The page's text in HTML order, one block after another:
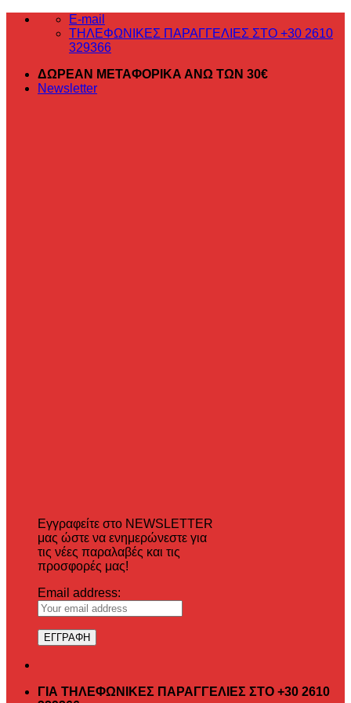
Μετάβαση
περιεχόμενο
E-mail
ΤΗΛΕΦΩΝΙΚΕΣ ΠΑΡΑΓΓΕΛΙΕΣ ΣΤΟ +30 2610
329366
ΔΩΡΕΑΝ ΜΕΤΑΦΟΡΙΚΑ ΑΝΩ ΤΩΝ 30€
Newsletter
Εγγραφείτε στο NEWSLETTER
μας ώστε να ενημερώνεστε για
τις νέες παραλαβές και τις
προσφορές μας!
Email address:
ΓΙΑ ΤΗΛΕΦΩΝΙΚΕΣ ΠΑΡΑΓΓΕΛΙΕΣ ΣΤΟ +30 2610